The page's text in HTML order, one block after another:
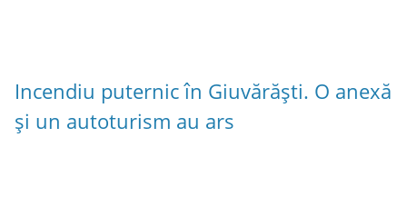
Incendiu puternic în Giuvărăști. O anexă
și un autoturism au ars